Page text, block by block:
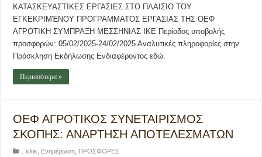
ΚΑΤΑΣΚΕΥΑΣΤΙΚΕΣ ΕΡΓΑΣΙΕΣ ΣΤΟ ΠΛΑΙΣΙΟ ΤΟΥ
ΕΓΚΕΚΡΙΜΈΝΟΥ ΠΡΟΓΡΑΜΜΑΤΟΣ ΕΡΓΑΣΙΑΣ ΤΗΣ ΟΕΦ
ΑΓΡΟΤΙΚΗ ΣΥΜΠΡΑΞΗ ΜΕΣΣΗΝΙΑΣ ΙΚΕ Περίοδος υποβολής
προσφορών: 05/02/2025-24/02/2025 Αναλυτικές πληροφορίες στην
Πρόσκληση Εκδήλωσης Ενδιαφέροντος εδώ.
Περισσότερα »
ΟΕΦ ΑΓΡΟΤΙΚΟΣ ΣΥΝΕΤΑΙΡΙΣΜΟΣ
ΣΚΟΠΗΣ: ΑΝΑΡΤΗΣΗ ΑΠΟΤΕΛΕΣΜΑΤΩΝ
...κλικ Ενημέρωση ΠΡΟΣΦΟΡΕΣ